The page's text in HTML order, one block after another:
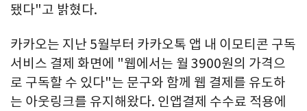
됐다"고 밝혔다.
카카오는 지난 5월부터 카카오톡 앱 내 이모티콘 구독
서비스 결제 화면에 "웹에서는 월 3900원의 가격으
로 구독할 수 있다"는 문구와 함께 웹 결제를 유도하
는 아웃링크를 유지해왔다. 인앱결제 수수료 적용에